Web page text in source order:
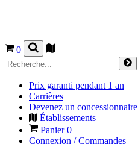
0
Prix garanti pendant 1 an
Carrières
Devenez un concessionnaire
Établissements
Panier0
Connexion / Commandes